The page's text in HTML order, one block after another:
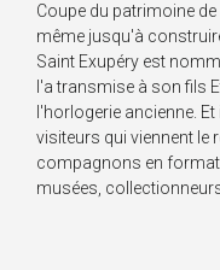
Coupe du patrimoine
même jusqu'à
Saint Exupéry est
l'a transmise à son fils
l'horlogerie ancienne.
visiteurs qui viennent le
compagnons en
musées,